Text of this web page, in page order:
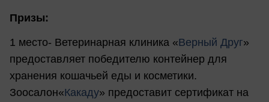
Призы:
1 место- Ветеринарная клиника «Верный Друг»
предоставляет победителю контейнер для
хранения кошачьей еды и косметики.
Зоосалон«Какаду» предоставит сертификат на